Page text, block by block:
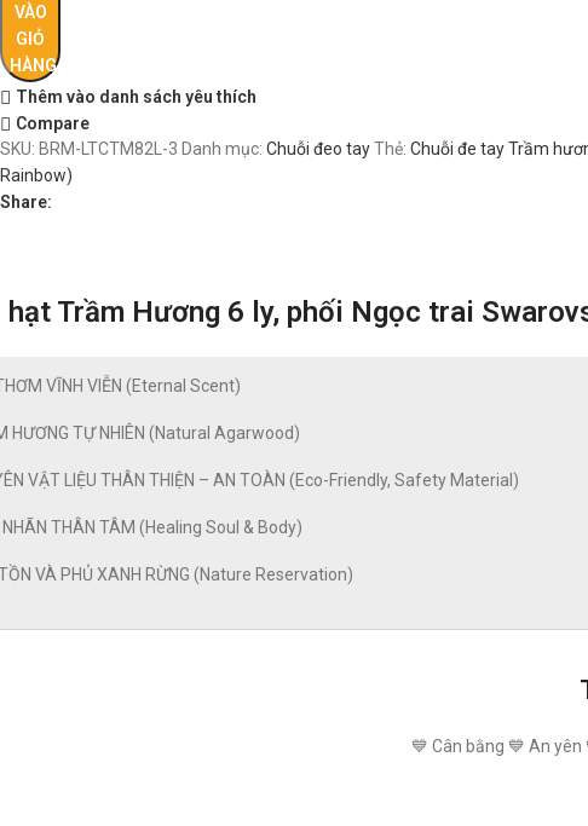
VÀO
GIỎ
HÀNG
Thêm vào danh sách yêu thích
Compare
SKU: BRM-LTCTM82L-3 Danh mục: Chuỗi đeo tayThẻ: Chuỗi đe tay Trầm
Rainbow)
Share:
hạt Trầm Hương 6 ly, phối Ngọc trai
VĨNH VIỄN (Eternal Scent)
HƯƠNG TỰ NHIÊN (Natural Agarwood)
VẬT LIỆU THÂN THIỆN – AN TOÀN (Eco-Friendly, Safety Material)
THÂN TÂM (Healing Soul & Body)
VÀ PHỦ XANH RỪNG (Nature Reservation)
💙 Cân bằng 💙 An